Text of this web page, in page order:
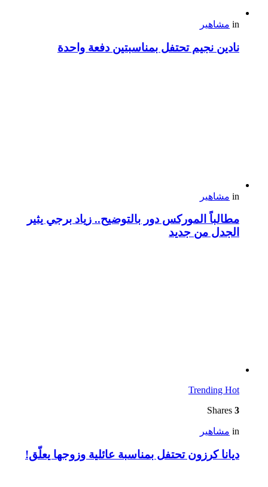
in مشاهير
نادين نجيم تحتفل بمناسبتين دفعة واحدة
in مشاهير
مطالباً الموركس دور بالتوضيح.. زياد برجي يثير
الجدل من جديد
Trending Hot
3
in مشاهير
ديانا كرزون تحتفل بمناسبة عائلية وزوجها يعلّق!